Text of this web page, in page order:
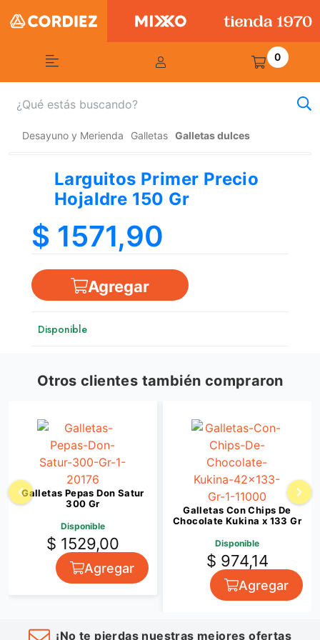
0
Desayuno y Merienda Galletas Galletas dulces
Larguitos Primer Precio
Hojaldre 150 Gr
$ 1571,90
Agregar
Disponible
Otros clientes también compraron
Galletas Pepas Don Satur
300 Gr
Disponible
$ 1529,00
Agregar
Galletas Con Chips De
Chocolate Kukina x 133 Gr
Disponible
$ 974,14
Agregar
¡No te pierdas nuestras mejores ofertas